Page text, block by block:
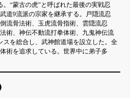
。“蒙古の虎”と呼ばれた最後の実戦忍
道9流派の宗家を継承する。戸隠流忍
流骨法術、玉虎流骨指術、雲隠流忍
術、神伝不動流打拳体術、九鬼神伝流
スを総合し、武神館道場を設立した。全
術を追求している。世界中に弟子多